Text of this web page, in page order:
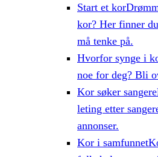
Start et kor
kor? Her finner
må tenke på.
Hvorfor synge i
noe for deg? Bli
Kor søker sangere
leting etter
annonser.
Kor i samfunnet